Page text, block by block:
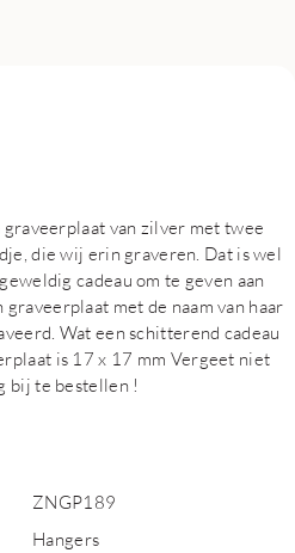
van zilver met twee
die wij erin graveren. Dat is wel
cadeau om te geven aan
met de naam van haar
Wat een schitterend cadeau
is 17 x 17 mm Vergeet niet
bij te bestellen !
ZNGP189
Hangers